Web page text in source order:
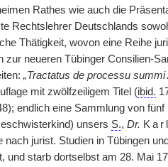
Rathes wie auch die
Rechtslehrer Deutschlands
Thätigkeit, wovon eine Reihe
neueren Tübinger Consilien-
„Tractatus de processu
mit zwölfzeiligem Titel (ibid.
endlich eine Sammlung von
unsers S., Dr.
jurist. Studien in Tübingen
und starb dortselbst am 28. Mai